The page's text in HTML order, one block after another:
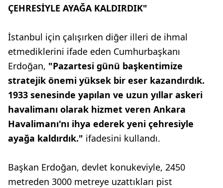
ÇEHRESİYLE AYAĞA KALDIRDIK"
İstanbul için çalışırken diğer illeri de ihmal
etmediklerini ifade eden Cumhurbaşkanı
Erdoğan, "Pazartesi günü başkentimize
stratejik önemi yüksek bir eser kazandırdık.
1933 senesinde yapılan ve uzun yıllar askeri
havalimanı olarak hizmet veren Ankara
Havalimanı'nı ihya ederek yeni çehresiyle
ayağa kaldırdık." ifadesini kullandı.
Başkan Erdoğan, devlet konukeviyle, 2450
metreden 3000 metreye uzattıkları pist